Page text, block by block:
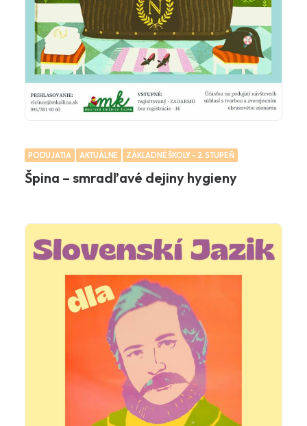
PODUJATIA AKTUÁLNE ZÁKLADNÉ ŠKOLY - 2. STUPEŇ
Špina – smradľavé dejiny hygieny